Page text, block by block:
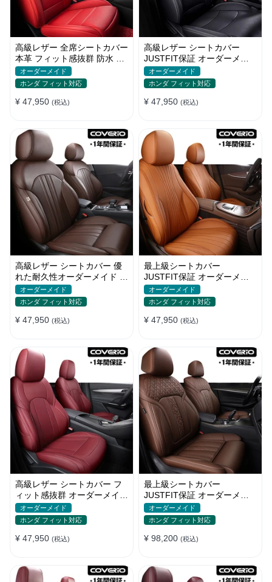
高級レザー 全席シートカバー
本革 フィット感抜群 防水 お
しゃれ 4色 オーダーメイド
オーダーメイド
ホンダ フィット対応
¥ 47,950 (税込)
高級レザー シートカバー
JUSTFIT保証 オーダーメイ
ド 取付簡単 通気防水 おしゃ
れ
オーダーメイド
ホンダ フィット対応
¥ 47,950 (税込)
高級レザー シートカバー 優
れた耐久性オーダーメイド フ
ィット感 防汚防水 おしゃれ
オーダーメイド
ホンダ フィット対応
¥ 47,950 (税込)
最上級シートカバー
JUSTFIT保証 オーダーメイ
ド 防水レザー 7色 おしゃれ
全席セット
オーダーメイド
ホンダ フィット対応
¥ 47,950 (税込)
高級レザー シートカバー フ
ィット感抜群 オーダーメイド
5色 防水 耐摩耗性 全席セッ
ト
オーダーメイド
ホンダ フィット対応
¥ 47,950 (税込)
最上級シートカバー
JUSTFIT保証 オーダーメイ
ド 防水レザー 通気性 おしゃ
れ 全席セット
オーダーメイド
ホンダ フィット対応
¥ 98,200 (税込)